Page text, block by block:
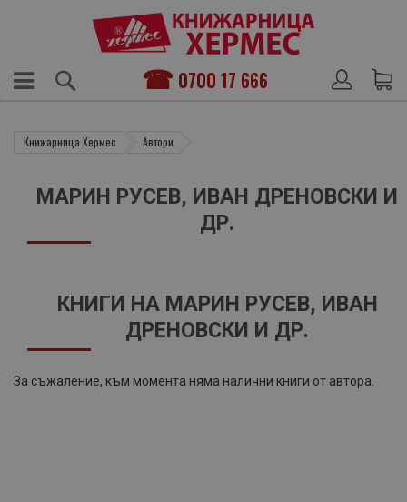
0700 17 666
Книжарница Хермес Автори
МАРИН РУСЕВ, ИВАН ДРЕНОВСКИ И
ДР.
КНИГИ НА МАРИН РУСЕВ, ИВАН
ДРЕНОВСКИ И ДР.
За съжаление, към момента няма налични книги от автора.